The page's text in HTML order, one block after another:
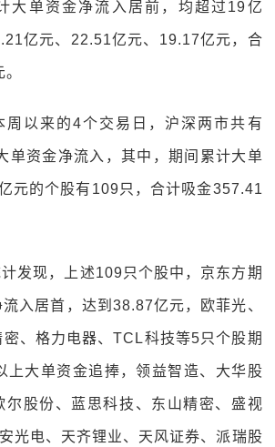
大单资金净流入居前，均超过19亿
亿元、22.51亿元、19.17亿元，合
周以来的4个交易日，沪深两市共有
单资金净流入，其中，期间累计大单
元的个股有109只，合计吸金357.41
发现，上述109只个股中，京东方期
入居首，达到38.87亿元，欧菲光、
、格力电器、TCL科技等5只个股期
上大单资金追捧，领益智造、大华股
尔股份、蓝思科技、东山精密、盛视
光电、天齐锂业、天风证券、派瑞股